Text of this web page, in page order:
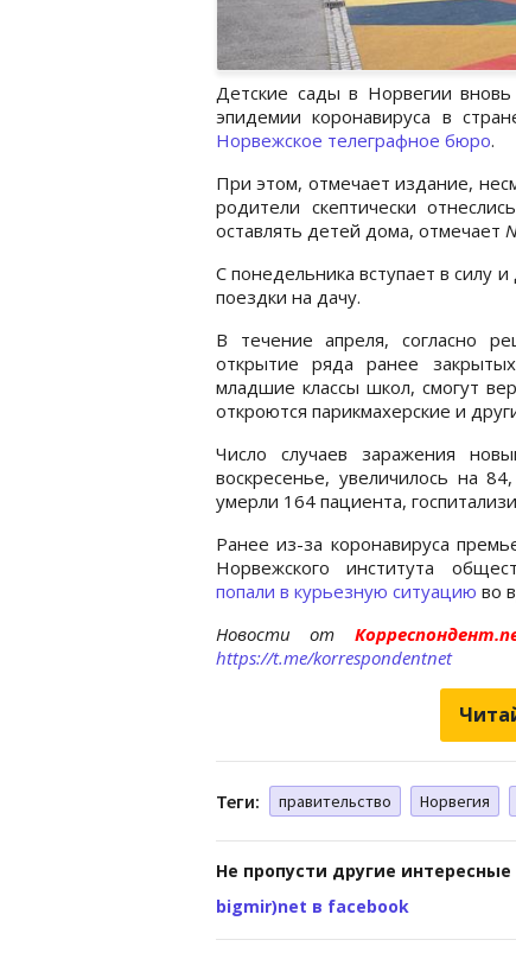
Детские сады в Норвегии
эпидемии коронавируса в
Норвежское телеграфное бюро.
При этом, отмечает издание,
родители скептически
оставлять детей дома, отмечает
С понедельника вступает в силу
поездки на дачу.
В течение апреля, согласно
открытие ряда ранее
младшие классы школ, смогут
откроются парикмахерские и
Число случаев заражения
воскресенье, увеличилось на
умерли 164 пациента,
Ранее из-за коронавируса
Норвежского института
попали в курьезную ситуацию во
Новости от
https://t.me/korrespondentnet
Теги: правительство Норвегия
Не пропусти другие
bigmir)net в facebook